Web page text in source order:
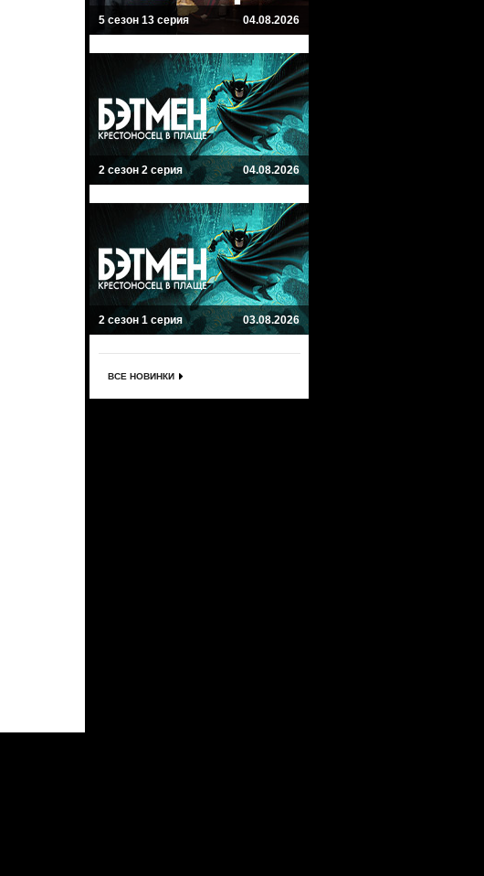
5 сезон 13 серия 04.08.2026
2 сезон 2 серия 04.08.2026
2 сезон 1 серия 03.08.2026
ВСЕ НОВИНКИ